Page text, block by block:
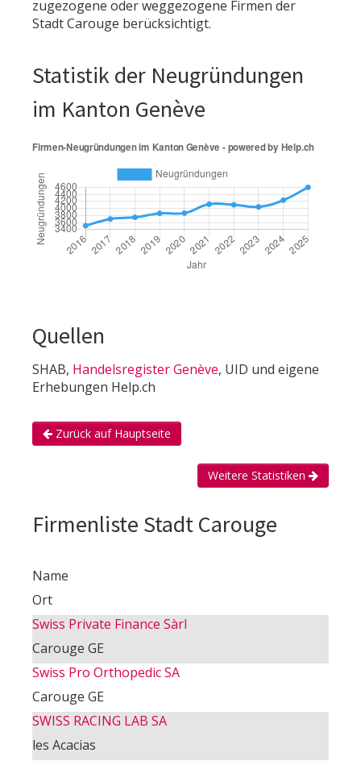
zugezogene oder weggezogene Firmen der
Stadt Carouge berücksichtigt.
Statistik der Neugründungen
im Kanton Genève
Quellen
SHAB, Handelsregister Genève, UID und eigene
Erhebungen Help.ch
Zurück auf Hauptseite
Weitere Statistiken
Firmenliste Stadt Carouge
Name
Ort
Swiss Private Finance Sàrl
Carouge GE
Swiss Pro Orthopedic SA
Carouge GE
SWISS RACING LAB SA
les Acacias